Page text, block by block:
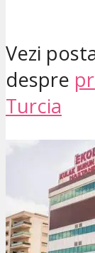
Vezi
despre
Turcia